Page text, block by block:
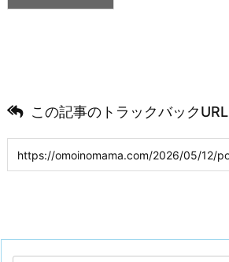
この記事のトラックバックURL